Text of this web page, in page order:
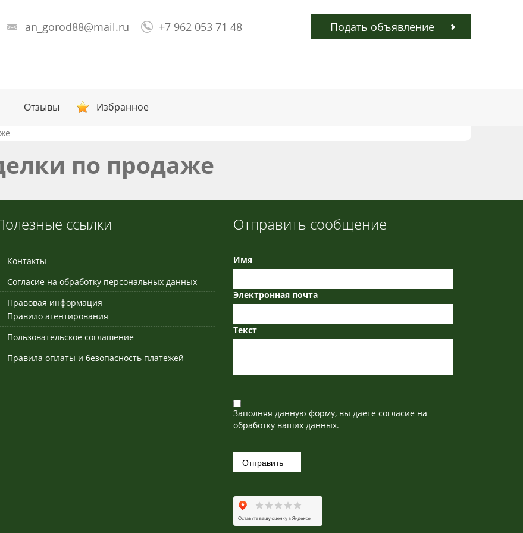
an_gorod88@mail.ru +7 962 053 71 48 Подать объявление
Отзывы Избранное
по продаже
ссылки
Контакты
Согласие на обработку персональных данных
Правовая информация
Правило агентирования
Пользовательское соглашение
Правила оплаты и безопасность платежей
Отправить сообщение
Имя
Электронная почта
Текст
Заполняя данную форму, вы даете согласие на
обработку ваших данных.